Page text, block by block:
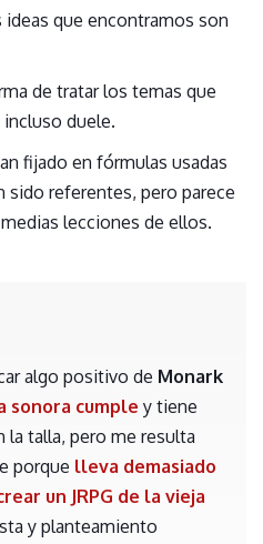
ideas que encontramos son
de tratar los temas que
duele.
fijado en fórmulas usadas
sido referentes, pero parece
lecciones de ellos.
algo positivo de Monark
sonora cumple y tiene
la talla, pero me resulta
porque lleva demasiado
un JRPG de la vieja
y planteamiento